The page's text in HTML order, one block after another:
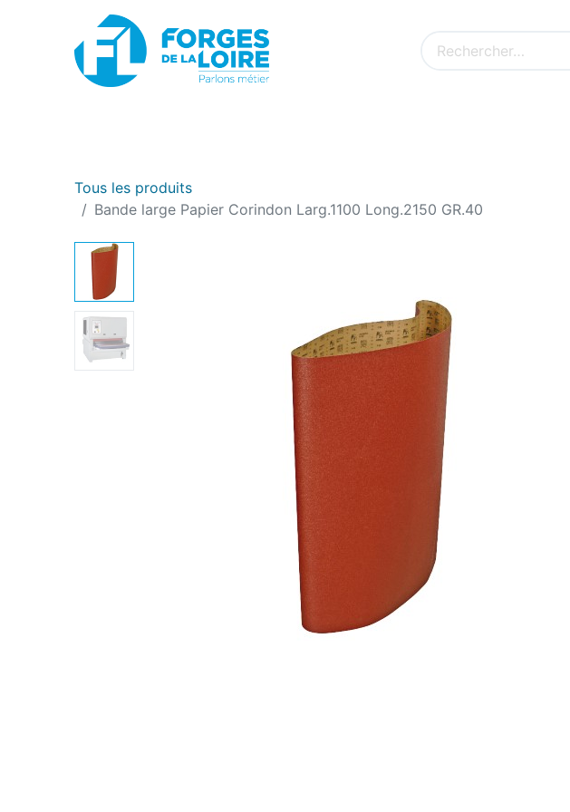
Tous les produits
Bande large Papier Corindon Larg.1100 Long.2150 GR.40